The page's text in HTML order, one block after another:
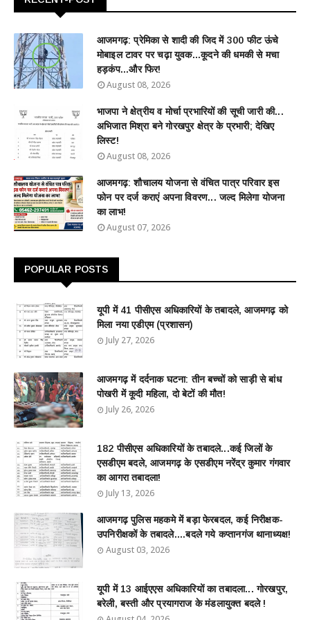
आजमगढ़: प्रेमिका से शादी की जिद में 300 फीट ऊंचे
मोबाइल टावर पर चढ़ा युवक...कूदने की धमकी से मचा
हड़कंप...और फिर!
August 08, 2026
भाजपा ने क्षेत्रीय व मोर्चा प्रभारियों की सूची जारी की...
अभिजात मिश्रा बने गोरखपुर क्षेत्र के प्रभारी; देखिए
लिस्ट!
August 08, 2026
आजमगढ़: शौचालय योजना से वंचित पात्र परिवार इस
फोन पर दर्ज कराएं अपना विवरण... जल्द मिलेगा योजना
का लाभ!
August 07, 2026
POPULAR POSTS
यूपी में 41 पीसीएस अधिकारियों के तबादले, आजमगढ़ को
मिला नया एडीएम (प्रशासन)
July 27, 2026
आजमगढ़ में दर्दनाक घटना: तीन बच्चों को साड़ी से बांध
पोखरी में कूदी महिला, दो बेटों की मौत!
July 26, 2026
182 पीसीएस अधिकारियों के तबादले...कई जिलों के
एसडीएम बदले, आजमगढ़ के एसडीएम नरेंद्र कुमार गंगवार
का आगरा तबादला!
July 13, 2026
आजमगढ़ पुलिस महकमे में बड़ा फेरबदल, कई निरीक्षक-
उपनिरीक्षकों के तबादले....बदले गये कप्तानगंज थानाध्यक्ष!
August 03, 2026
यूपी में 13 आईएएस अधिकारियों का तबादला... गोरखपुर,
बरेली, बस्ती और प्रयागराज के मंडलायुक्त बदले !